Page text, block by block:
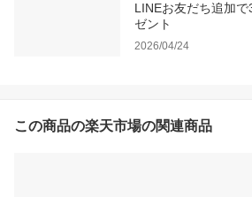
LINEお友だち追加
ゼント
2026/04/24
この商品の楽天市場の関連商品